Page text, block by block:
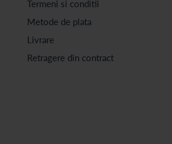
Termeni si conditii
Metode de plata
Livrare
Retragere din contract